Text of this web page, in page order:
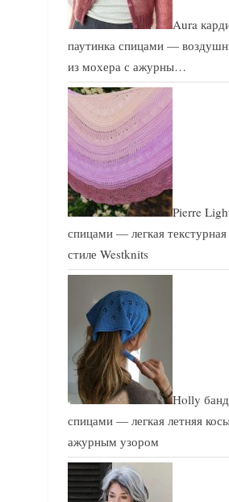
Aura
паутинка спицами —
из мохера с ажурны…
Pierre
спицами — легкая
стиле Westknits
Holly
спицами — легкая летняя
ажурным узором